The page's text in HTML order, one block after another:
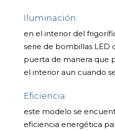
Iluminación:
en el interior del
serie de bombillas LED
puerta de manera que
el interior aun cuando
Eficiencia:
este modelo se
eficiencia energética